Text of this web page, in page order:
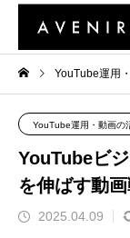
YouTube運用
YouTube運用・動画の
YouTubeビ
を伸ばす動
2025.04.09